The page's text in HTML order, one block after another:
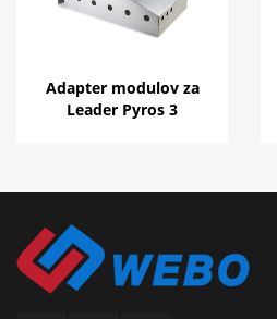
Adapter modulov za
Leader Pyros 3